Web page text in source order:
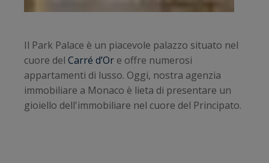
Il Park Palace è un piacevole palazzo situato nel
cuore del Carré d’Or e offre numerosi
appartamenti di lusso. Oggi, nostra agenzia
immobiliare a Monaco è lieta di presentare un
gioiello dell'immobiliare nel cuore del Principato.